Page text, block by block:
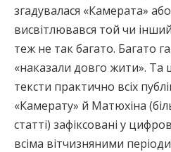
згадувалася «Камерата»
висвітлювався той чи
теж не так багато. Багато
«наказали довго жити». Та
тексти практично всіх
«Камерату» й Матюхіна
статті) зафіксовані у
всіма вітчизняними